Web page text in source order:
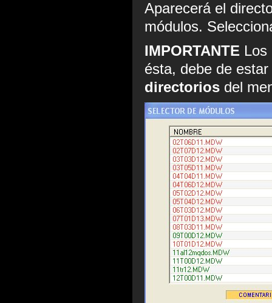
Aparecerá el
módulos.
IMPORTANTE Los
ésta, debe de
directorios del